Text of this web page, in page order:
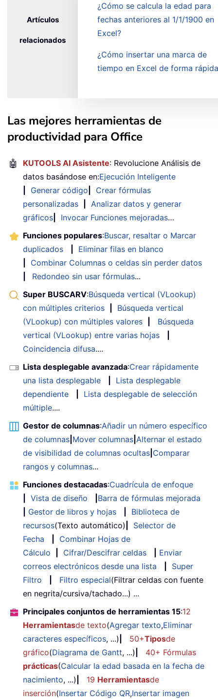
Artículos
relacionados
¿Cómo se calcula la edad para
fechas anteriores al 1/1/1900 en
Excel?
¿Cómo insertar una marca de
tiempo en Excel de forma
Las mejores herramientas de
productividad para Office
🤖 KUTOOLS AI Asistente: Revolucione Análisis de
datos basándose en:Ejecución Inteligente
Generar código
Crear fórmulas
personalizadas
Analizar datos y generar
gráficos
Invocar Funciones mejoradas…
Funciones populares:Buscar, resaltar o Marcar
duplicados
Eliminar filas en blanco
Combinar Columnas o celdas sin perder datos
Redondeo sin usar fórmulas...
Super BUSCARV:Búsqueda vertical (VLookup)
con múltiples criterios
Búsqueda vertical
(VLookup) con múltiples valores
Búsqueda
vertical (VLookup) entre varias hojas
Coincidencia difusa....
Lista desplegable avanzada:Crear rápidamente
una lista desplegable
Lista desplegable
dependiente
Lista desplegable de selección
múltiple....
Gestor de columnas:Añadir un número específico
de columnas Mover columnas Alternar el estado
de visibilidad de columnas ocultas Comparar
rangos y columnas...
Funciones destacadas:Cuadrícula de enfoque
Vista de diseño
Barra de fórmulas mejorada
Gestor de libros y hojas
Biblioteca de
recursos(Texto automático)
Selector de
Fecha
Combinar Hojas de
Cálculo
Cifrar/Descifrar celdas
Enviar
correos electrónicos desde una lista
Super
Filtro
Filtro especial(Filtrar celdas con fuente
en negrita/cursiva/tachado...) ...
Principales conjuntos de herramientas 15:12
Herramientasde texto(Agregar texto,Eliminar
caracteres específicos, ...) 50+Tiposde
gráfico(Diagrama de Gantt, ...)
40+ Fórmulas
prácticas(Calcular la edad basada en la fecha de
nacimiento, ...) 19 Herramientasde
inserción(Insertar Código QR,Insertar imagen